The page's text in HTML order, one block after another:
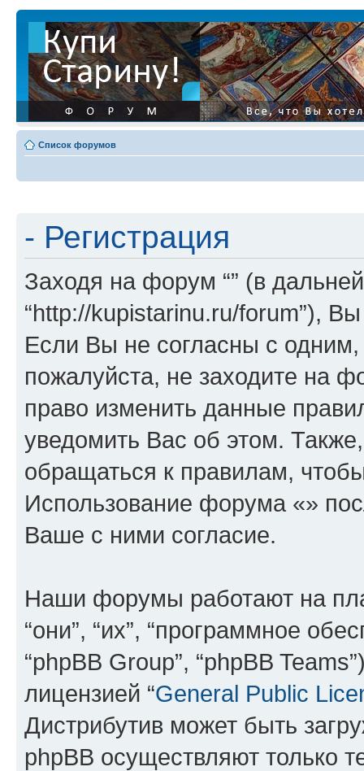
Список форумов
- Регистрация
Заходя на форум “” (в
“http://kupistarinu.ru/forum”),
Если Вы не согласны с
пожалуйста, не заходите на
право изменить данные
уведомить Вас об этом.
обращаться к правилам,
Использование форума «»
Ваше с ними согласие.
Наши форумы работают на
“они”, “их”, “программное
“phpBB Group”, “phpBB
лицензией “General Public
Дистрибутив может быть
phpBB осуществляют только